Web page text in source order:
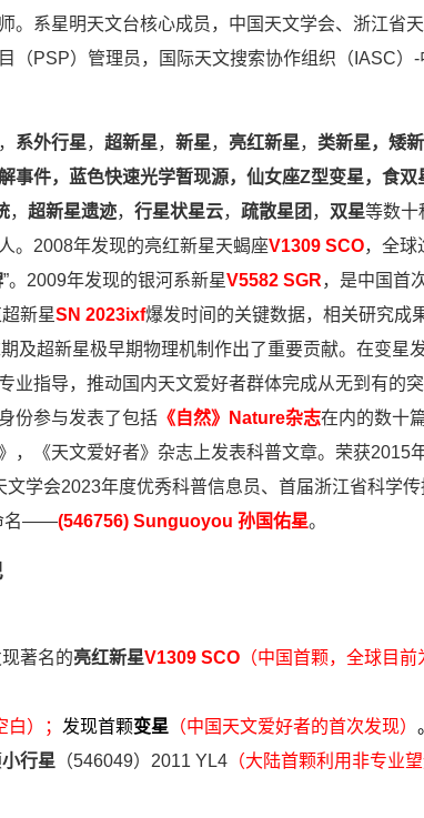
。系星明天文台核心成员， 中国天文学会、浙江省
（PSP）管理员，国际天文搜索协作组织（IASC）-
， 系外行星， 超新星， 新星， 亮红新星， 类新星，矮
事件， 蓝色快速光学暂现源， 仙女座Z型变星， 食双
， 超新星遗迹， 行星状星云， 疏散星团 ， 双星等数十
。 2008年发现的亮红新星天蝎座V1309 SCO，全球
”。2009年发现的银河系新星V5582 SGR，是中国首
新星SN 2023ixf爆发时间的关键数据，相关研究成
及超新星极早期物理机制作出了重要贡献。 在变星
业指导，推动国内天文爱好者群体完成从无到有的
份参与发表了包括 《自然》 Nature杂志在内的数十
，《天文爱好者》杂志 上发表科普文章。 荣获2015
学会2023年度优秀科普信息员、首届浙江省科学
名——(546756) Sunguoyou 孙国佑星。
著名的亮红新星V1309 SCO （中国首颗，全球目前
）； 发现首颗变星 （中国天文爱好者的首次发现）
小行星 （546049）2011 YL4 （大陆首颗利用非专业